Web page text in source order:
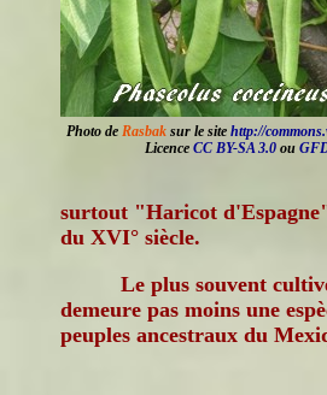
Photo de Rasbaksur le site http://
Licence CC BY-SA 3.0ou
surtout "Haricot
du XVI° siècle.
Le plus souvent
demeure pas moins une
peuples ancestraux du